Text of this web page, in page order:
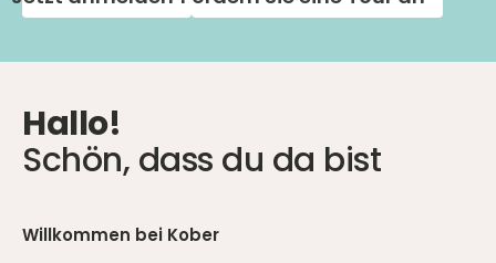
Hallo!
Schön, dass du da bist
Willkommen bei Kober